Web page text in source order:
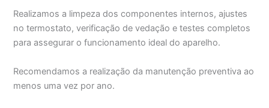
Realizamos a limpeza dos componentes internos, ajustes
no termostato, verificação de vedação e testes completos
para assegurar o funcionamento ideal do aparelho.
Recomendamos a realização da manutenção preventiva ao
menos uma vez por ano.